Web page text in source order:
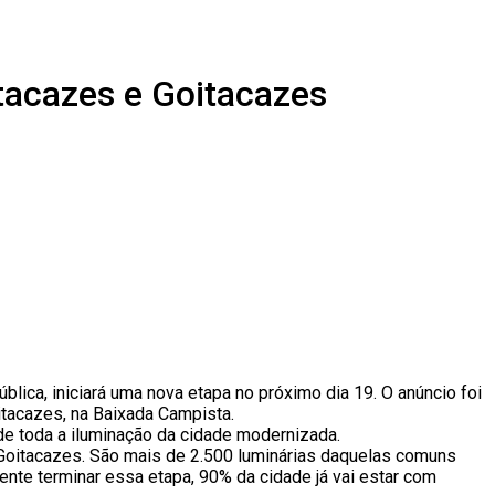
e Goitacazes
iniciará uma nova etapa no próximo dia 19. O anúncio foi
na Baixada Campista.
toda a iluminação da cidade modernizada.
São mais de 2.500 luminárias daquelas comuns
terminar essa etapa, 90% da cidade já vai estar com